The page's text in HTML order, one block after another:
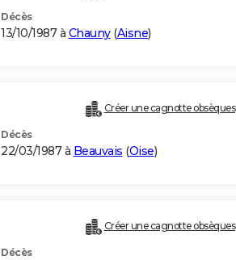
Décès
13/10/1987 à Chauny(Aisne)
Créer une cagnotte obsèques
Décès
22/03/1987 à Beauvais (Oise)
Créer une cagnotte obsèques
Décès